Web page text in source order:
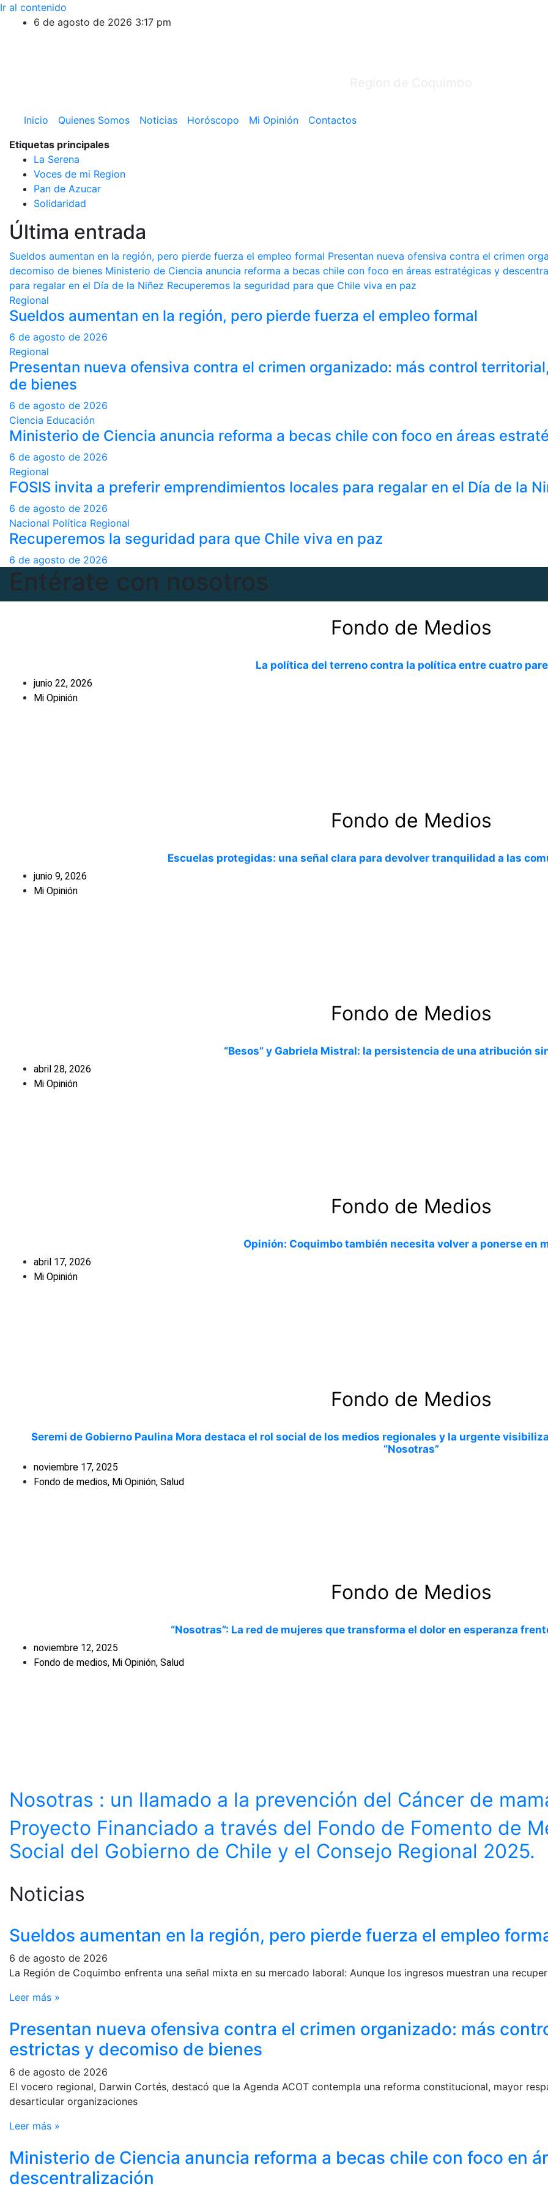
Ir al contenido
6 de agosto de 2026 3:17 pm
Inicio Quienes Somos Noticias Horóscopo Mi Opinión
Contactos
Etiquetas principales
La Serena
Voces de mi Region
Pan de Azucar
Solidaridad
Última entrada
Sueldos aumentan en la región, pero pierde fuerza el empleo formal Presentan nueva ofensiva contra el crimen
decomiso de bienes Ministerio de Ciencia anuncia reforma a becas chile con foco en áreas estratégicas y
para regalar en el Día de la Niñez Recuperemos la seguridad para que Chile viva en paz
Regional
Sueldos aumentan en la región, pero pierde fuerza el empleo formal
6 de agosto de 2026
Regional
Presentan nueva ofensiva contra el crimen organizado: más control
de bienes
6 de agosto de 2026
Ciencia Educación
Ministerio de Ciencia anuncia reforma a becas chile con foco en áreas
6 de agosto de 2026
Regional
FOSIS invita a preferir emprendimientos locales para regalar en el Día de la
6 de agosto de 2026
Nacional Política Regional
Recuperemos la seguridad para que Chile viva en paz
6 de agosto de 2026
Entérate con nosotros
Fondo de Medios
La política del terreno contra la política entre cuatro
junio 22, 2026
Mi Opinión
Fondo de Medios
Escuelas protegidas: una señal clara para devolver tranquilidad a las
junio 9, 2026
Mi Opinión
Fondo de Medios
“Besos” y Gabriela Mistral: la persistencia de una atribución
abril 28, 2026
Mi Opinión
Fondo de Medios
Opinión: Coquimbo también necesita volver a ponerse en
abril 17, 2026
Mi Opinión
Fondo de Medios
Seremi de Gobierno Paulina Mora destaca el rol social de los medios regionales y la urgente
“Nosotras”
noviembre 17, 2025
Fondo de medios, Mi Opinión, Salud
Fondo de Medios
“Nosotras”: La red de mujeres que transforma el dolor en esperanza
noviembre 12, 2025
Fondo de medios, Mi Opinión, Salud
Nosotras : un llamado a la prevención del Cáncer de
Proyecto Financiado a través del Fondo de Fomento de
Social del Gobierno de Chile y el Consejo Regional 2025.
Noticias
Sueldos aumentan en la región, pero pierde fuerza el empleo
6 de agosto de 2026
La Región de Coquimbo enfrenta una señal mixta en su mercado laboral: Aunque los ingresos muestran una
Leer más »
Presentan nueva ofensiva contra el crimen organizado: más
estrictas y decomiso de bienes
6 de agosto de 2026
El vocero regional, Darwin Cortés, destacó que la Agenda ACOT contempla una reforma constitucional, mayor
desarticular organizaciones
Leer más »
Ministerio de Ciencia anuncia reforma a becas chile con foco en
descentralización